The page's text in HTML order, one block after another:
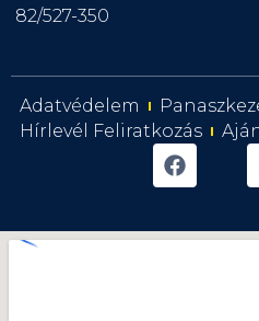
82/527-350
Adatvédelem
Hírlevél Feliratkozás